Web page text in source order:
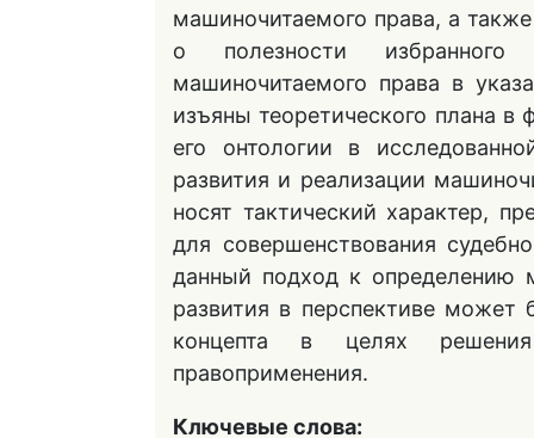
машиночитаемого права, а
о полезности
машиночитаемого права в
изъяны теоретического плана
его онтологии в
развития и реализации
носят тактический характер,
для совершенствования
данный подход к определению
развития в перспективе может
концепта в целях решения
правоприменения.
Ключевые слова: